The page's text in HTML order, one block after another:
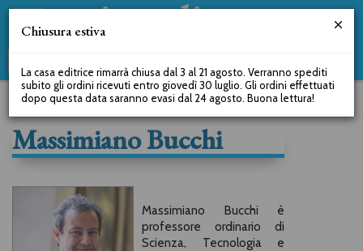
Massimiano Bucchi
Massimiano Bucchi è
professore ordinario di
Scienza, Tecnologia e
Chiusura estiva
La casa editrice rimarrà chiusa dal 3 al 21 agosto. Verranno spediti
subito gli ordini ricevuti entro giovedì 30 luglio. Gli ordini effettuati
dopo questa data saranno evasi dal 24 agosto. Buona lettura!